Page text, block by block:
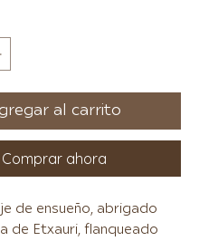
al carrito
Comprar ahora
de ensueño, abrigado
de Etxauri, flanqueado